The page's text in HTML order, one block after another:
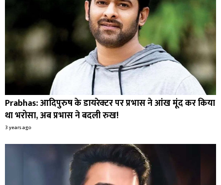
Prabhas: आदिपुरुष के डायरेक्टर पर प्रभास ने आंख मूंद कर किया
था भरोसा, अब प्रभास ने बदली रुख!
3 years ago